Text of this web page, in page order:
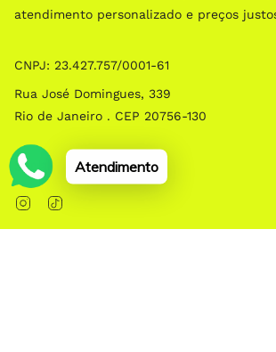
atendimento personalizado e preços
CNPJ: 23.427.757/0001­-61
Rua José Domingues, 339
Rio de Janeiro . CEP 20756-130
Social
Instagram
Atendimento